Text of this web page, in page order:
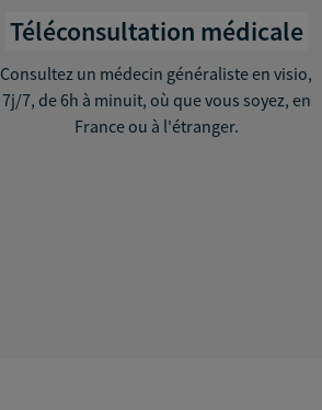
Téléconsultation médicale
Consultez un médecin généraliste en visio,
7j/7, de 6h à minuit, où que vous soyez, en
France ou à l'étranger.